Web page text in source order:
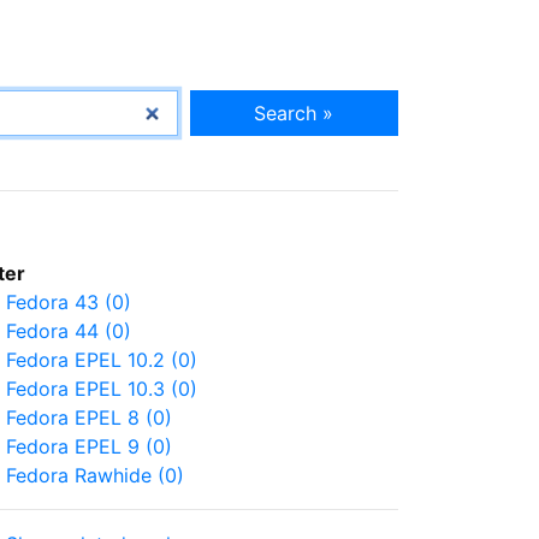
Search »
Fedora 43 (0)
Fedora 44 (0)
Fedora EPEL 10.2 (0)
Fedora EPEL 10.3 (0)
Fedora EPEL 8 (0)
Fedora EPEL 9 (0)
Fedora Rawhide (0)